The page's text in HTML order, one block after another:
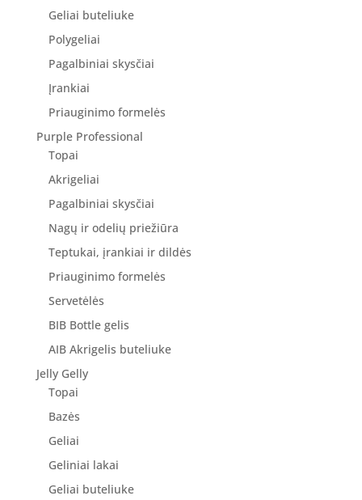
Geliai buteliuke
Polygeliai
Pagalbiniai skysčiai
Įrankiai
Priauginimo formelės
Purple Professional
Topai
Akrigeliai
Pagalbiniai skysčiai
Nagų ir odelių priežiūra
Teptukai, įrankiai ir dildės
Priauginimo formelės
Servetėlės
BIB Bottle gelis
AIB Akrigelis buteliuke
Jelly Gelly
Topai
Bazės
Geliai
Geliniai lakai
Geliai buteliuke